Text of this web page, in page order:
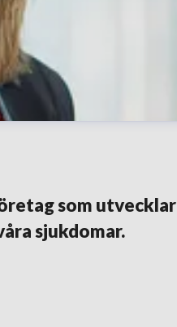
som utvecklar
sjukdomar.